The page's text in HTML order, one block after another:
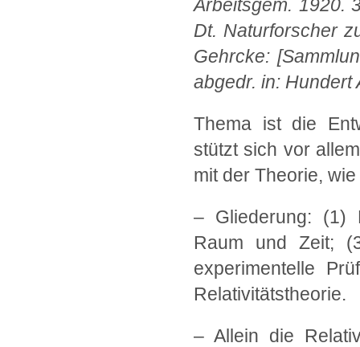
Arbeitsgem. 1920.
Dt. Naturforscher
Gehrcke:
abgedr. in: Hundert
Thema ist die
stützt sich vor
mit der Theorie,
– Gliederung: (1)
Raum und Zeit;
experimentelle
Relativitätstheorie.
– Allein die